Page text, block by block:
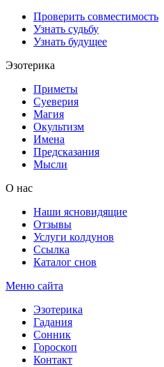
Проверить совместимость
Узнать судьбу
Узнать будущее
Эзотерика
Приметы
Суеверия
Магия
Окультизм
Имена
Предсказания
Мысли
О нас
Наши ясновидящие
Отзывы
Услуги колдунов
Ссылка
Каталог снов
Меню сайта
Эзотерика
Гадания
Сонник
Гороскоп
Контакт